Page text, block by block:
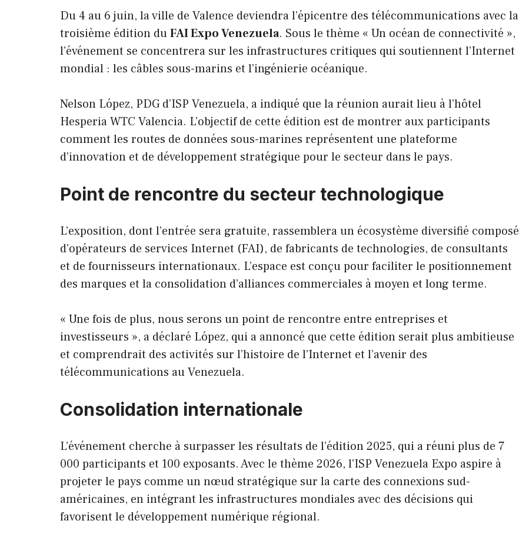
Du 4 au 6 juin, la ville de Valence deviendra l’épicentre des télécommunications avec la
troisième édition duFAI Expo Venezuela. Sous le thème « Un océan de connectivité »,
l’événement se concentrera sur les infrastructures critiques qui soutiennent l’Internet
mondial : les câbles sous-marins et l’ingénierie océanique.
Nelson López, PDG d’ISP Venezuela, a indiqué que la réunion aurait lieu à l’hôtel
Hesperia WTC Valencia. L’objectif de cette édition est de montrer aux participants
comment les routes de données sous-marines représentent une plateforme
d’innovation et de développement stratégique pour le secteur dans le pays.
Point de rencontre du secteur technologique
L’exposition, dont l’entrée sera gratuite, rassemblera un écosystème diversifié composé
d’opérateurs de services Internet (FAI), de fabricants de technologies, de consultants
et de fournisseurs internationaux. L’espace est conçu pour faciliter le positionnement
des marques et la consolidation d’alliances commerciales à moyen et long terme.
« Une fois de plus, nous serons un point de rencontre entre entreprises et
investisseurs », a déclaré López, qui a annoncé que cette édition serait plus ambitieuse
et comprendrait des activités sur l’histoire de l’Internet et l’avenir des
télécommunications au Venezuela.
Consolidation internationale
L’événement cherche à surpasser les résultats de l’édition 2025, qui a réuni plus de 7
000 participants et 100 exposants. Avec le thème 2026, l’ISP Venezuela Expo aspire à
projeter le pays comme un nœud stratégique sur la carte des connexions sud-
américaines, en intégrant les infrastructures mondiales avec des décisions qui
favorisent le développement numérique régional.